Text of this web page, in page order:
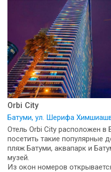
Orbi City
Батуми, ул. Шерифа
Отель Orbi City расположен
посетить такие популярные
пляж Батуми, аквапарк и
музей.
Из окон номеров